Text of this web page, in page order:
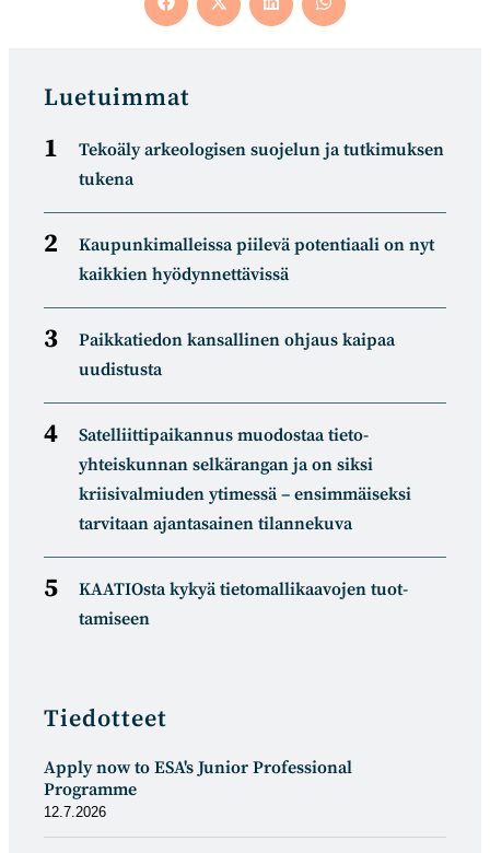
Opens
in
Opens
in
Opens
in
Opens
in
Luetuimmat
Tekoäly arkeologisen suojelun ja tutkimuksen
tukena
Kaupunkimalleissa piilevä potentiaali on nyt
kaikkien hyödynnettävissä
Paikkatiedon kansallinen ohjaus kaipaa
uudistusta
Satelliitti­paikannus muodostaa tieto­
yhteiskunnan selkä­rangan ja on siksi
kriisivalmiuden ytimessä – ensimmäiseksi
tarvitaan ajantasainen tilannekuva
KAATIOsta kykyä tietomal­likaa­vojen tuot­
tamiseen
Tiedotteet
Apply now to ESA's Junior Professional
Programme
12.7.2026